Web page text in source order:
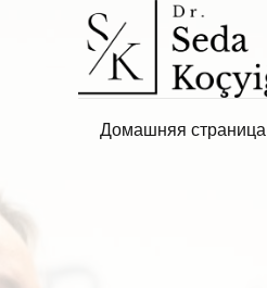
Домашняя страница